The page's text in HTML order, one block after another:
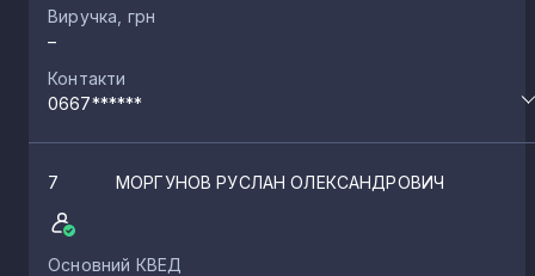
Виручка, грн
–
Контакти
0667******
7 МОРГУНОВ РУСЛАН ОЛЕКСАНДРОВИЧ
Основний КВЕД